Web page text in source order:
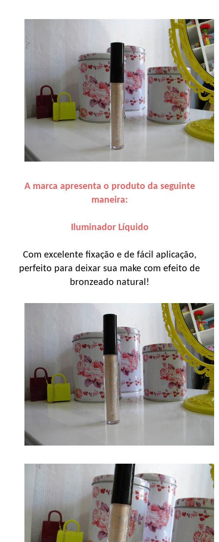
A marca apresenta o produto da seguinte
maneira:
Iluminador Líquido
Com excelente fixação e de fácil aplicação,
perfeito para deixar sua make com efeito de
bronzeado natural!